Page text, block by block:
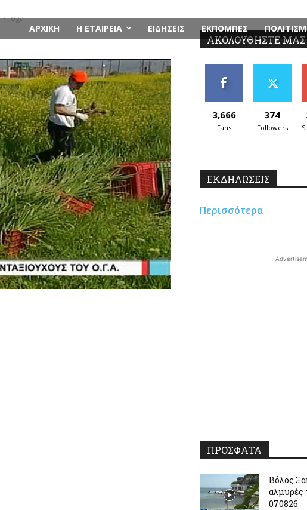
ΑΡΧΙΚΗ Η ΕΤΑΙΡΕΙΑ ΕΙΔΗΣΕΙΣ ΕΚΠΟΜΠΕΣ
oga
ΑΚΟΛΟΥΘΗΣΤΕ ΜΑΣ
3,666
Fans
374
Followers
ΕΚΔΗΛΩΣΕΙΣ
Περισσότερα
-
ΠΡΟΣΦΑΤΑ
Βόλος
αλμυρές
070826